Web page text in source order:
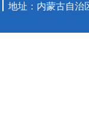
地址：内蒙古自治